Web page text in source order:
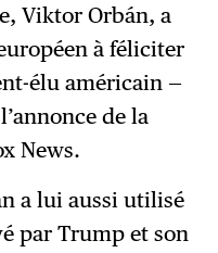
Viktor Orbán, a
à féliciter
élu américain —
de la
News.
a lui aussi utilisé
par Trump et son